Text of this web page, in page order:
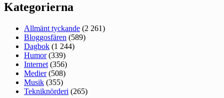
Kategorierna
Allmänt tyckande (2 261)
Bloggosfären (589)
Dagbok (1 244)
Humor(339)
Internet (356)
Medier(508)
Musik (355)
Tekniknörderi (265)